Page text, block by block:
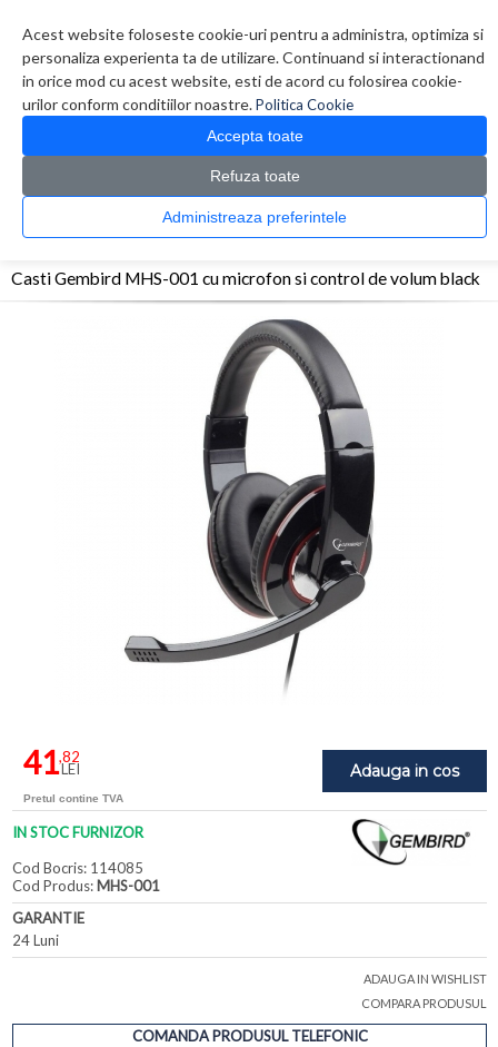
Acest website foloseste cookie-uri pentru a administra, optimiza si
personaliza experienta ta de utilizare. Continuand si interactionand
in orice mod cu acest website, esti de acord cu folosirea cookie-
urilor conform conditiilor noastre.Politica Cookie
Accepta toate
Refuza toate
Administreaza preferintele
0 produs(e)
CATALOG PRODUSE
> Casti > Casti Gembird MHS-001 cu microfon si control de
Casti Gembird MHS-001 cu microfon si control de volum black
Adauga in cos
41,82
LEI
Pretul contine TVA
IN STOC FURNIZOR
Cod Bocris: 114085
Cod Produs: MHS-001
GARANTIE
24 Luni
ADAUGA IN WISHLIST
COMPARA PRODUSUL
COMANDA PRODUSUL TELEFONIC